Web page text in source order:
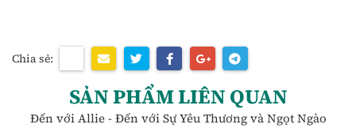
Chia sẻ:
SẢN PHẨM LIÊN QUAN
Đến với Allie - Đến với Sự Yêu Thương và Ngọt Ngào